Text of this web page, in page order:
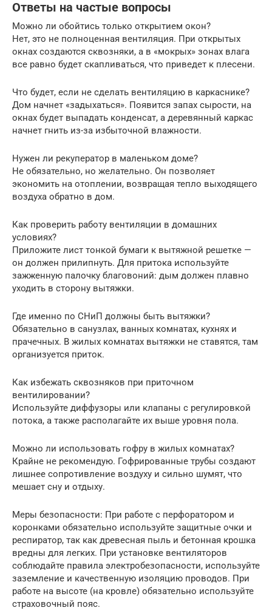
Ответы на частые вопросы
Можно ли обойтись только открытием окон?
Нет, это не полноценная вентиляция. При открытых
окнах создаются сквозняки, а в «мокрых» зонах влага
все равно будет скапливаться, что приведет к плесени.
Что будет, если не сделать вентиляцию в каркаснике?
Дом начнет «задыхаться». Появится запах сырости, на
окнах будет выпадать конденсат, а деревянный каркас
начнет гнить из-за избыточной влажности.
Нужен ли рекуператор в маленьком доме?
Не обязательно, но желательно. Он позволяет
экономить на отоплении, возвращая тепло выходящего
воздуха обратно в дом.
Как проверить работу вентиляции в домашних
условиях?
Приложите лист тонкой бумаги к вытяжной решетке —
он должен прилипнуть. Для притока используйте
зажженную палочку благовоний: дым должен плавно
уходить в сторону вытяжки.
Где именно по СНиП должны быть вытяжки?
Обязательно в санузлах, ванных комнатах, кухнях и
прачечных. В жилых комнатах вытяжки не ставятся, там
организуется приток.
Как избежать сквозняков при приточном
вентилировании?
Используйте диффузоры или клапаны с регулировкой
потока, а также располагайте их выше уровня пола.
Можно ли использовать гофру в жилых комнатах?
Крайне не рекомендую. Гофрированные трубы создают
лишнее сопротивление воздуху и сильно шумят, что
мешает сну и отдыху.
Меры безопасности: При работе с перфоратором и
коронками обязательно используйте защитные очки и
респиратор, так как древесная пыль и бетонная крошка
вредны для легких. При установке вентиляторов
соблюдайте правила электробезопасности, используйте
заземление и качественную изоляцию проводов. При
работе на высоте (на кровле) обязательно используйте
страховочный пояс.